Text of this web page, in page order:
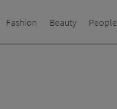
Fashion Beauty People